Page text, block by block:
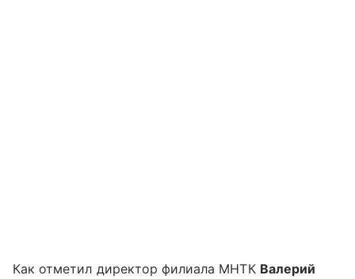
Как отметил директор филиала МНТК Валерий